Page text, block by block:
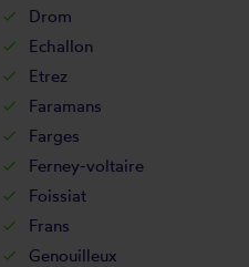
Drom
Echallon
Etrez
Faramans
Farges
Ferney-voltaire
Foissiat
Frans
Genouilleux